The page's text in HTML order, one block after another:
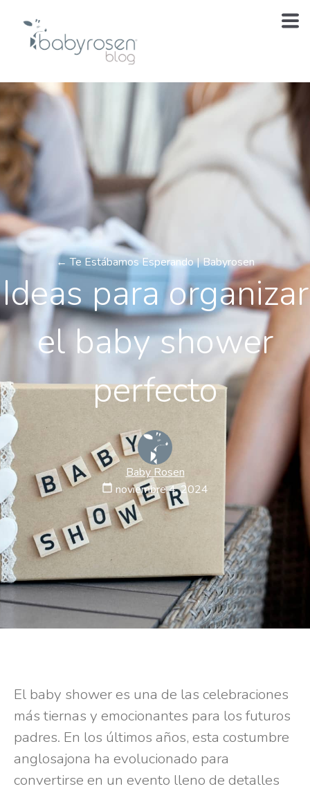
← Te Estábamos Esperando | Babyrosen
Ideas para organizar
el baby shower
perfecto
Baby Rosen
calendar_today noviembre 4, 2024
El baby shower es una de las celebraciones
más tiernas y emocionantes para los futuros
padres. En los últimos años, esta costumbre
anglosajona ha evolucionado para
convertirse en un evento lleno de detalles